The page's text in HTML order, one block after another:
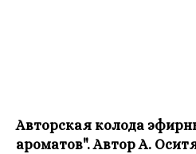
Авторская колода
ароматов". Автор А.